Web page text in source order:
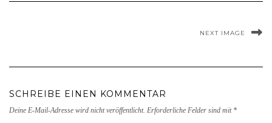
NEXT IMAGE
SCHREIBE EINEN KOMMENTAR
Deine E-Mail-Adresse wird nicht veröffentlicht. Erforderliche Felder sind mit *